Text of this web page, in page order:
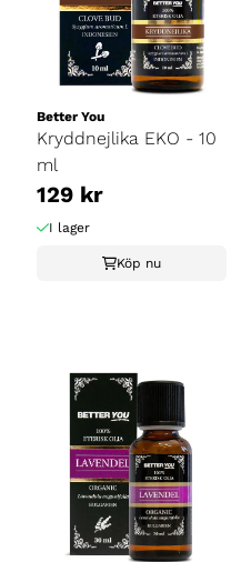
Better You
Kryddnejlika EKO - 10
ml
129 kr
I lager
Köp nu